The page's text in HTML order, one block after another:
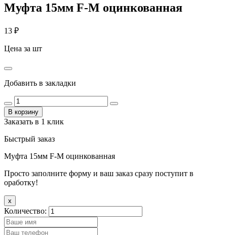
Муфта 15мм F-М оцинкованная
13 ₽
Цена за шт
Добавить в закладки
В корзину
Заказать в 1 клик
Быстрый заказ
Муфта 15мм F-М оцинкованная
Просто заполните форму и ваш заказ сразу поступит в
оработку!
x
Количество: